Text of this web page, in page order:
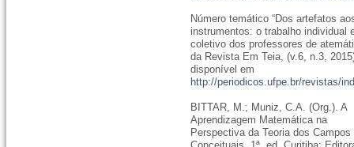
Número temático “Dos artefatos
instrumentos: o trabalho individual
coletivo dos professores de
da Revista Em Teia, (v.6, n.3,
disponível em
http://periodicos.ufpe.br/revistas/
BITTAR, M.; Muniz, C.A. (Org.). A
Aprendizagem Matemática na
Perspectiva da Teoria dos Campos